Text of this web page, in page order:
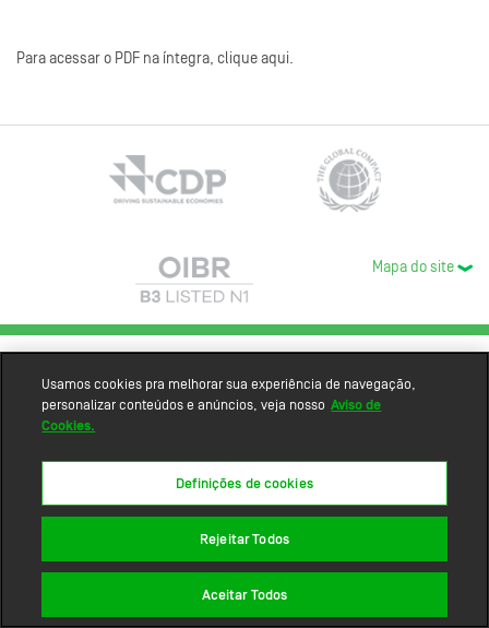
Para acessar o PDF na íntegra, clique aqui.
Mapa do site
Usamos cookies pra melhorar sua experiência de navegação,
personalizar conteúdos e anúncios, veja nosso Aviso de
Cookies.
Definições de cookies
Rejeitar Todos
Aceitar Todos